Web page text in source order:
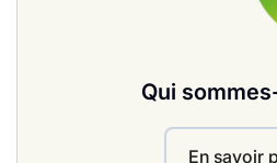
Qui
En savoir